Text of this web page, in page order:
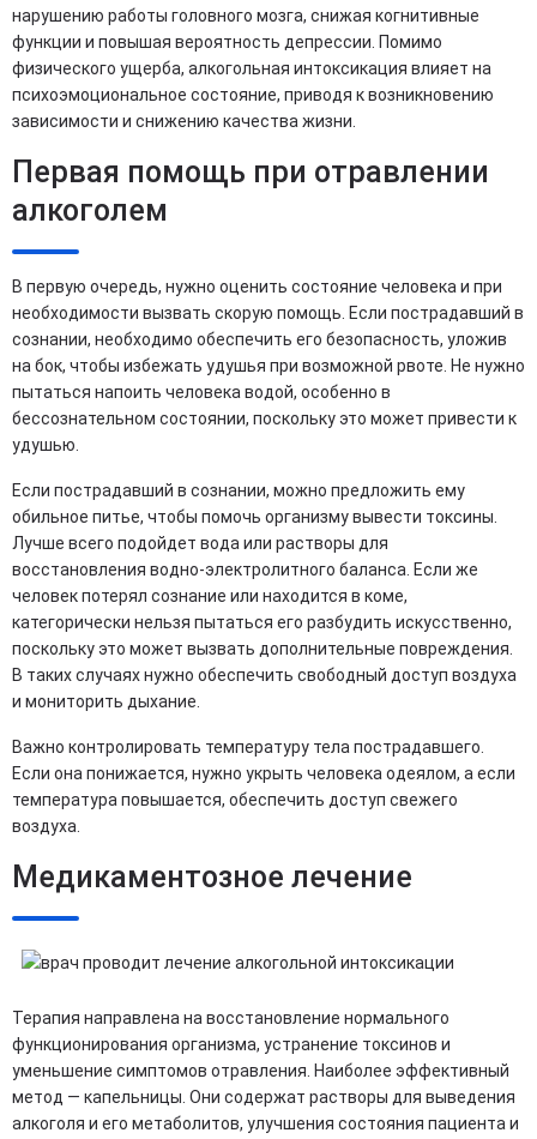
нарушению работы головного мозга, снижая когнитивные
функции и повышая вероятность депрессии. Помимо
физического ущерба, алкогольная интоксикация влияет на
психоэмоциональное состояние, приводя к возникновению
зависимости и снижению качества жизни.
Первая помощь при отравлении
алкоголем
В первую очередь, нужно оценить состояние человека и при
необходимости вызвать скорую помощь. Если пострадавший в
сознании, необходимо обеспечить его безопасность, уложив
на бок, чтобы избежать удушья при возможной рвоте. Не нужно
пытаться напоить человека водой, особенно в
бессознательном состоянии, поскольку это может привести к
удушью.
Если пострадавший в сознании, можно предложить ему
обильное питье, чтобы помочь организму вывести токсины.
Лучше всего подойдет вода или растворы для
восстановления водно-электролитного баланса. Если же
человек потерял сознание или находится в коме,
категорически нельзя пытаться его разбудить искусственно,
поскольку это может вызвать дополнительные повреждения.
В таких случаях нужно обеспечить свободный доступ воздуха
и мониторить дыхание.
Важно контролировать температуру тела пострадавшего.
Если она понижается, нужно укрыть человека одеялом, а если
температура повышается, обеспечить доступ свежего
воздуха.
Медикаментозное лечение
Терапия направлена на восстановление нормального
функционирования организма, устранение токсинов и
уменьшение симптомов отравления. Наиболее эффективный
метод — капельницы. Они содержат растворы для выведения
алкоголя и его метаболитов, улучшения состояния пациента и